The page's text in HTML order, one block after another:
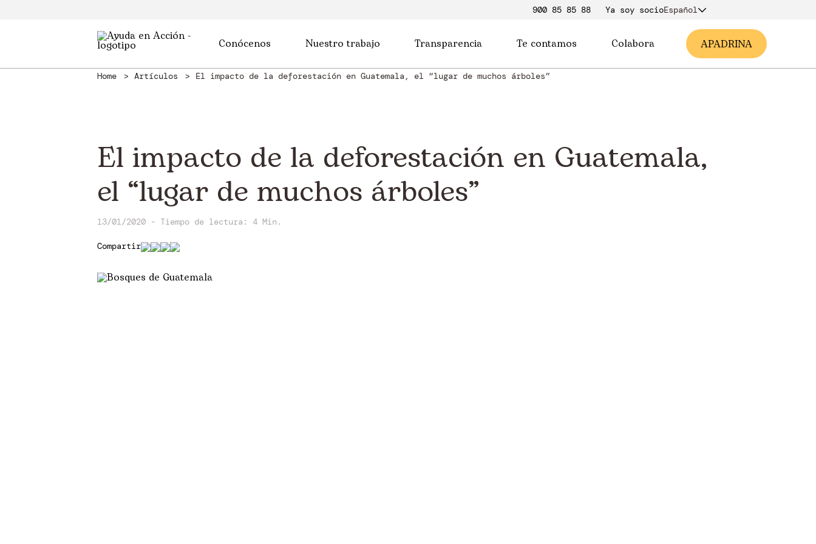
900 85 85 88 Ya soy socioEspañol
Conócenos Nuestro trabajo Transparencia Te contamos Colabora APADRINA
Home Artículos El impacto de la deforestación en Guatemala, el “lugar de muchos árboles”
El impacto de la deforestación en Guatemala,
el “lugar de muchos árboles”
13/01/2020 - Tiempo de lectura: 4 Min.
Compartir